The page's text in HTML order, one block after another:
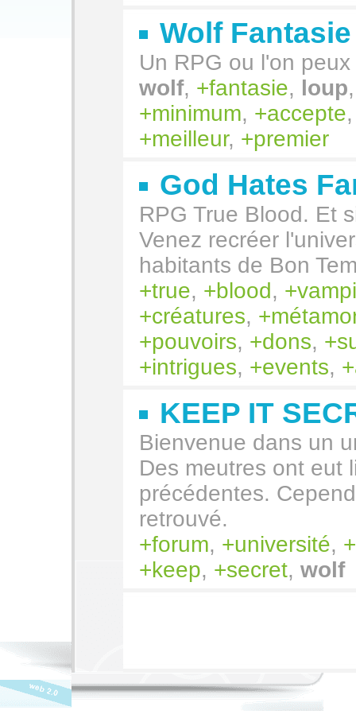
Wolf Fantasie
Un RPG ou l'on
wolf, fantasie, loup
minimum, accepte
meilleur, premier
God Hates
RPG True Blood. Et
Venez recréer
habitants de Bon
true, blood,
créatures,
pouvoirs, dons,
intrigues, events,
KEEP IT
Bienvenue dans un
Des meutres ont eut
précédentes.
retrouvé.
forum, université,
keep, secret, wolf